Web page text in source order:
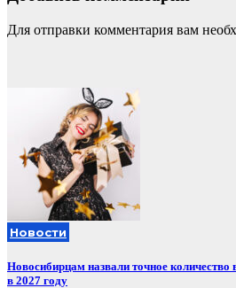
Для отправки комментария вам
Новости
Новосибирцам назвали точное
в 2027 году